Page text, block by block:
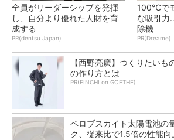
全員がリーダーシップを発揮
し、自分より優れた人財を育
成する
PR(dentsu Japan)
100℃で
な吸引力
除機
PR(Dreame)
【西野亮廣】つくりたいも
の作り方とは
PR(FINCHI on GOETHE)
ペロブスカイト太陽電池の
ク、従来比で1.5倍の性能向